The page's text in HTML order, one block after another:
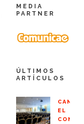
MEDIA
PARTNER
ÚLTIMOS
ARTÍCULOS
EL